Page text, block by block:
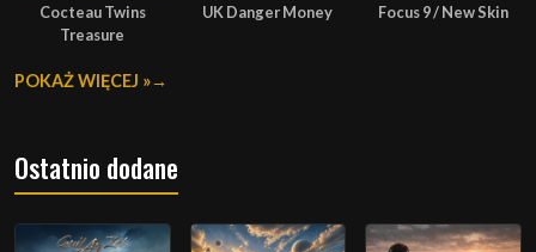
Cocteau Twins
Treasure
UK Danger Money Focus 9 / New Skin
POKAŻ WIĘCEJ »
Ostatnio dodane